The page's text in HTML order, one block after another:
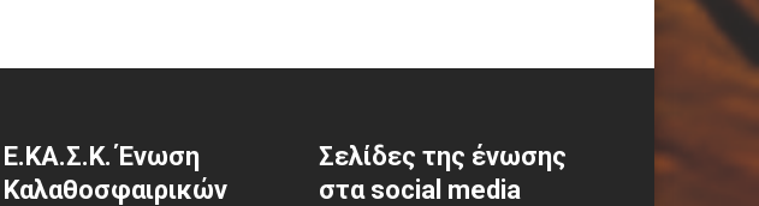
Ε.ΚΑ.Σ.Κ. Ένωση
Καλαθοσφαιρικών
Σελίδες της ένωσης
στα social media